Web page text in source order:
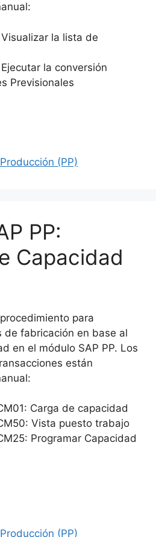
la lista de
la conversión
Previsionales
(PP)
PP:
Capacidad
para
de fabricación en base al
en el módulo SAP PP. Los
están
Carga de capacidad
Vista puesto trabajo
Programar Capacidad
(PP)